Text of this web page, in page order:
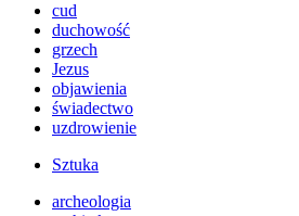
cud
duchowość
grzech
Jezus
objawienia
świadectwo
uzdrowienie
Sztuka
archeologia